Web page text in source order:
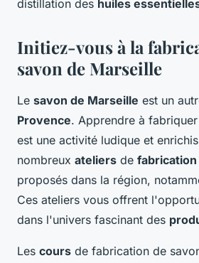
distillation des huiles
Initiez-vous à la
savon de Marseille
Le savon de Marseille est un
Provence. Apprendre à
est une activité ludique et
nombreux ateliers de fabrication
proposés dans la région,
Ces ateliers vous offrent
dans l'univers fascinant des
Les cours de fabrication de